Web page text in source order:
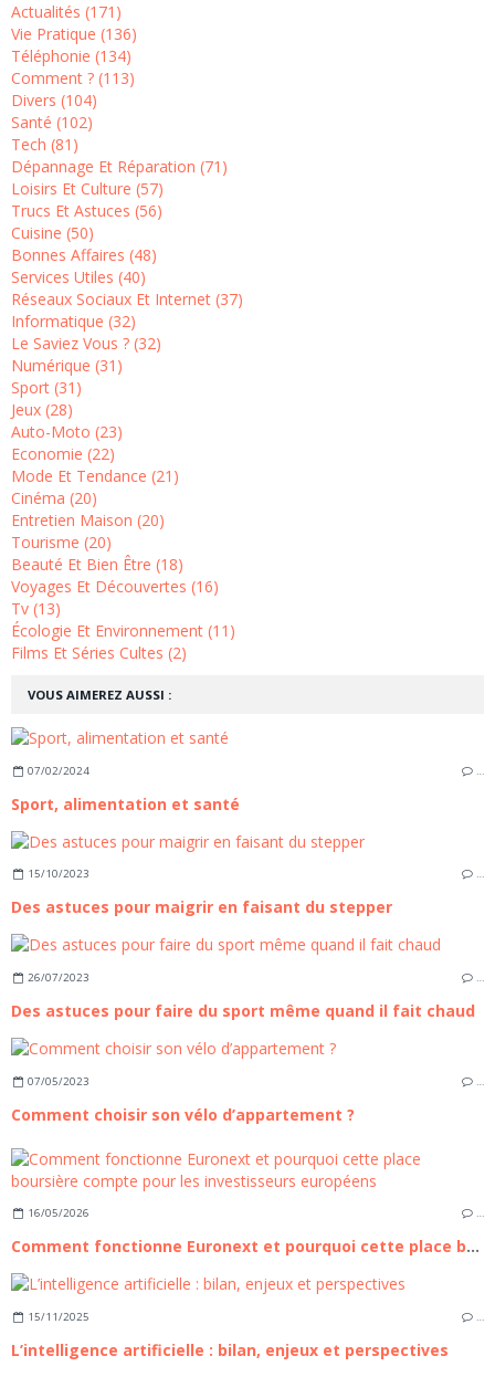
VOUS AIMEREZ AUSSI :
07/02/2024 …
Sport, alimentation et santé
15/10/2023 …
Des astuces pour maigrir en faisant du stepper
26/07/2023 …
Des astuces pour faire du sport même quand il fait chaud
07/05/2023 …
Comment choisir son vélo d’appartement ?
16/05/2026 …
Comment fonctionne Euronext et pourquoi cette place boursière compte pour les investisseurs européens
15/11/2025 …
L’intelligence artificielle : bilan, enjeux et perspectives
Actualités (171)
Vie Pratique (136)
Téléphonie (134)
Comment ? (113)
Divers (104)
Santé (102)
Tech (81)
Dépannage Et Réparation (71)
Loisirs Et Culture (57)
Trucs Et Astuces (56)
Cuisine (50)
Bonnes Affaires (48)
Services Utiles (40)
Réseaux Sociaux Et Internet (37)
Informatique (32)
Le Saviez Vous ? (32)
Numérique (31)
Sport (31)
Jeux (28)
Auto-Moto (23)
Economie (22)
Mode Et Tendance (21)
Cinéma (20)
Entretien Maison (20)
Tourisme (20)
Beauté Et Bien Être (18)
Voyages Et Découvertes (16)
Tv (13)
Écologie Et Environnement (11)
Films Et Séries Cultes (2)